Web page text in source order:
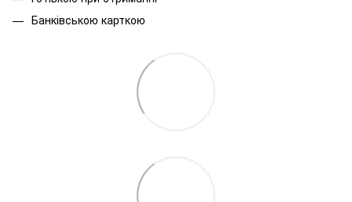
Банківською карткою